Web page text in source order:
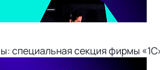
специальная секция фирмы